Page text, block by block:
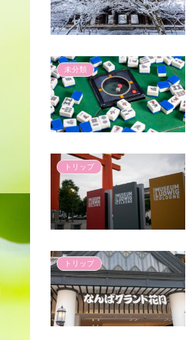
未分類
トリップ
トリップ